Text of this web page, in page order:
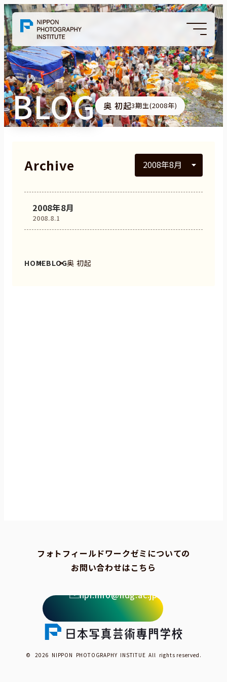
BLOG 奥 初起3期生(2008年)
Archive
2008.8.1
2008年8月
HOMEBLOG奥 初起
フォトフィールドワークゼミについての
お問い合わせはこちら
npi.info@ndg.ac.jp
© 2026 NIPPON PHOTOGRAPHY INSTITUE All rights reserved.